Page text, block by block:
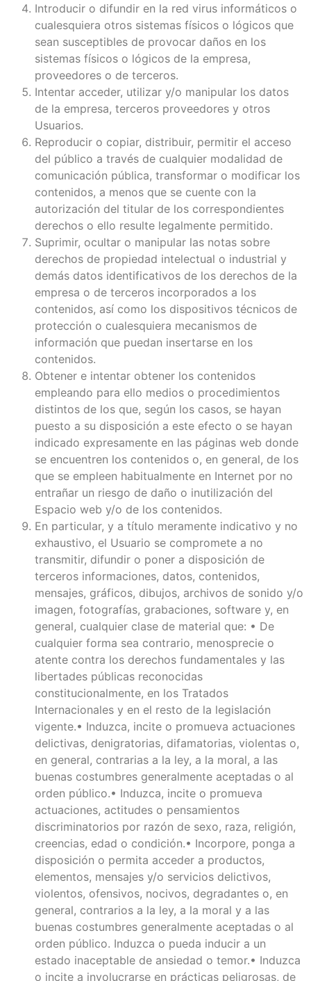
Introducir o difundir en la red virus informáticos o
cualesquiera otros sistemas físicos o lógicos que
sean susceptibles de provocar daños en los
sistemas físicos o lógicos de la empresa,
proveedores o de terceros.
Intentar acceder, utilizar y/o manipular los datos
de la empresa, terceros proveedores y otros
Usuarios.
Reproducir o copiar, distribuir, permitir el acceso
del público a través de cualquier modalidad de
comunicación pública, transformar o modificar los
contenidos, a menos que se cuente con la
autorización del titular de los correspondientes
derechos o ello resulte legalmente permitido.
Suprimir, ocultar o manipular las notas sobre
derechos de propiedad intelectual o industrial y
demás datos identificativos de los derechos de la
empresa o de terceros incorporados a los
contenidos, así como los dispositivos técnicos de
protección o cualesquiera mecanismos de
información que puedan insertarse en los
contenidos.
Obtener e intentar obtener los contenidos
empleando para ello medios o procedimientos
distintos de los que, según los casos, se hayan
puesto a su disposición a este efecto o se hayan
indicado expresamente en las páginas web donde
se encuentren los contenidos o, en general, de los
que se empleen habitualmente en Internet por no
entrañar un riesgo de daño o inutilización del
Espacio web y/o de los contenidos.
En particular, y a título meramente indicativo y no
exhaustivo, el Usuario se compromete a no
transmitir, difundir o poner a disposición de
terceros informaciones, datos, contenidos,
mensajes, gráficos, dibujos, archivos de sonido y/o
imagen, fotografías, grabaciones, software y, en
general, cualquier clase de material que: • De
cualquier forma sea contrario, menosprecie o
atente contra los derechos fundamentales y las
libertades públicas reconocidas
constitucionalmente, en los Tratados
Internacionales y en el resto de la legislación
vigente.• Induzca, incite o promueva actuaciones
delictivas, denigratorias, difamatorias, violentas o,
en general, contrarias a la ley, a la moral, a las
buenas costumbres generalmente aceptadas o al
orden público.• Induzca, incite o promueva
actuaciones, actitudes o pensamientos
discriminatorios por razón de sexo, raza, religión,
creencias, edad o condición.• Incorpore, ponga a
disposición o permita acceder a productos,
elementos, mensajes y/o servicios delictivos,
violentos, ofensivos, nocivos, degradantes o, en
general, contrarios a la ley, a la moral y a las
buenas costumbres generalmente aceptadas o al
orden público. Induzca o pueda inducir a un
estado inaceptable de ansiedad o temor.• Induzca
o incite a involucrarse en prácticas peligrosas, de